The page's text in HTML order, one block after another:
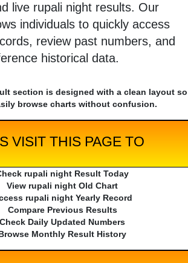
live rupali night results. Our
individuals to quickly access
review past numbers, and
historical data.
section is designed with a clean layout so
browse charts without confusion.
VISIT THIS PAGE TO
rupali night Result Today
View rupali night Old Chart
rupali night Yearly Record
Compare Previous Results
Check Daily Updated Numbers
Monthly Result History